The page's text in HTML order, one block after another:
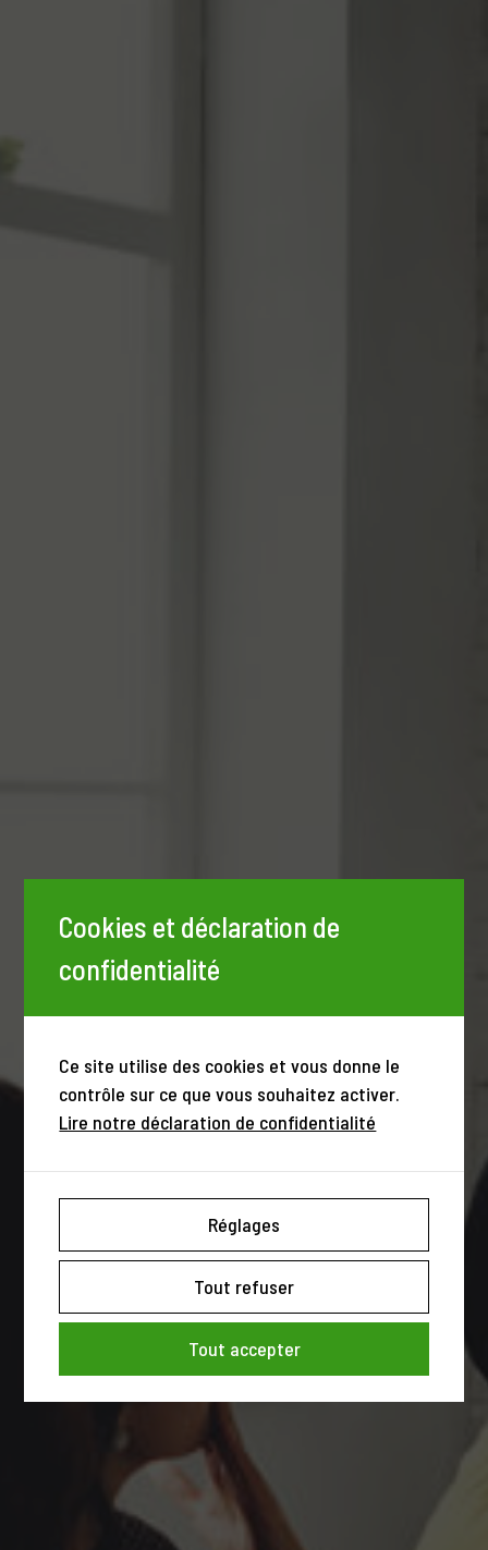
Cookies et déclaration de
confidentialité
Ce site utilise des cookies et vous donne le
contrôle sur ce que vous souhaitez activer.
Lire notre déclaration de confidentialité
Réglages
Tout refuser
Tout accepter